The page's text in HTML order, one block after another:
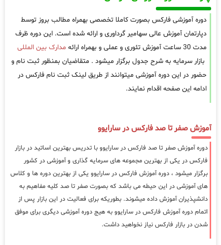
دوره آموزشی فارکس بصورت کاملا تخصصی بهمراه مطالب بروز توسط
دپارتمان آموزش عالی سهامیر گرداوری و ارائه شده است. این دوره ظرف
مدت 30 ساعت آموزش تئوری و عملی و بهمراه ارائه
مدارک بین المللی
بازار سرمایه به شرح جدول برگزار میشود . متقاضیان بمنظور ثبت نام و
حضور در این دوره آموزشی میتوانند از طریق لینک ثبت نام فارکس در
ادامه این صفحه اقدام نمایند.
آموزش صفر تا صد فارکس در سارایوو
دوره آموزش صفر تا صد فارکس در سارایوو با تدریس بهترین اساتید در بازار
فارکس در یکی از بهترین مجموعه های سرمایه گذاری و آموزشی در کشور
برگزار میشود ، دوره آموزش فارکس در سارایوو یکی از بهترین دوره ها و کلاس
های آموزشی در این حیطه می باشد که بصورت صفر تا صد کلیه مفاهیم به
دانشپذیران آموزش داده میشوند. بطوریکه برای فعالیت در این بازار پس از
اتمام دوره آموزش فارکس در سارایوو به هیج دوره آموزشی دیگری برای موفق
شدن در بازار فارکس نیاز نخواهید داشت.